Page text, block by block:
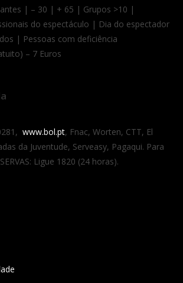
| – 30 | + 65 | Grupos >10 |
do espectáculo | Dia do espectador
| Pessoas com deficiência
– 7 Euros
www.bol.pt, Fnac, Worten, CTT, El
da Juventude, Serveasy, Pagaqui. Para
Ligue 1820 (24 horas).